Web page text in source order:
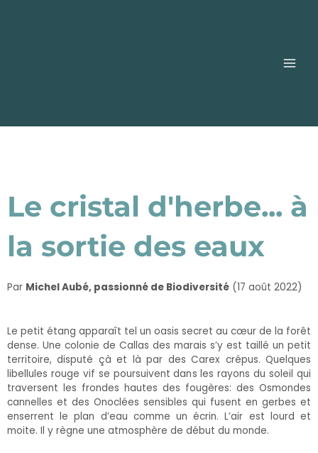
Le cristal d'herbe... à
la sortie des eaux
Par Michel Aubé, passionné de Biodiversité (17 août 2022)
Le petit étang apparaît tel un oasis secret au cœur de la forêt
dense. Une colonie de Callas des marais s’y est taillé un petit
territoire, disputé çà et là par des Carex crépus. Quelques
libellules rouge vif se poursuivent dans les rayons du soleil qui
traversent les frondes hautes des fougères: des Osmondes
cannelles et des Onoclées sensibles qui fusent en gerbes et
enserrent le plan d’eau comme un écrin. L’air est lourd et
moite. Il y règne une atmosphère de début du monde.